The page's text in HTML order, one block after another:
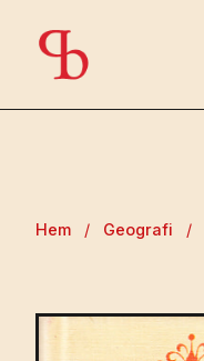
Hem / Geografi /